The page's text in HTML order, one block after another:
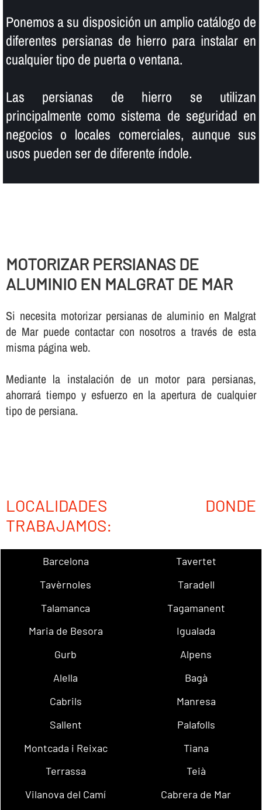
Ponemos a su disposición un amplio catálogo de
diferentes persianas de hierro para instalar en
cualquier tipo de puerta o ventana.
Las persianas de hierro se utilizan
principalmente como sistema de seguridad en
negocios o locales comerciales, aunque sus
usos pueden ser de diferente í­ndole.
MOTORIZAR PERSIANAS DE
ALUMINIO EN MALGRAT DE MAR
Si necesita motorizar persianas de aluminio en Malgrat
de Mar puede contactar con nosotros a través de esta
misma página web.
Mediante la instalación de un motor para persianas,
ahorrará tiempo y esfuerzo en la apertura de cualquier
tipo de persiana.
LOCALIDADES DONDE
TRABAJAMOS:
Barcelona
Tavertet
Tavèrnoles
Taradell
Talamanca
Tagamanent
Maria de Besora
Igualada
Gurb
Alpens
Alella
Bagà
Cabrils
Manresa
Sallent
Palafolls
Montcada i Reixac
Tiana
Terrassa
Teià
Vilanova del Camí
Cabrera de Mar